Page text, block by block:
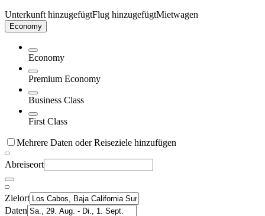
Unterkunft hinzugefügtFlug hinzugefügtMietwagen
Economy
Economy
Premium Economy
Business Class
First Class
Mehrere Daten oder Reiseziele hinzufügen
Abreiseort
Zielort
Daten